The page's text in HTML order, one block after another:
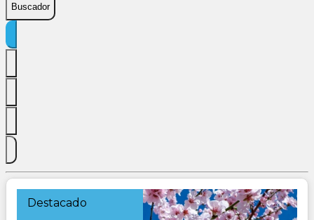
Buscador
Destacado